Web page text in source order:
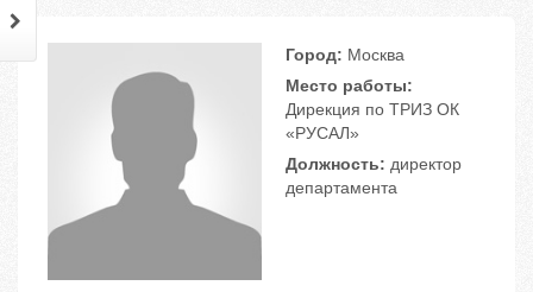
Город: Москва
Место работы:
Дирекция по ТРИЗ ОК
«РУСАЛ»
Должность: директор
департамента